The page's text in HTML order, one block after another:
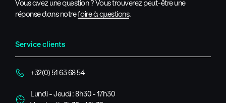
Vous avez une question ? Vous trouverez peut-être une
réponse dans notrefoire à questions.
Service clients
+32(0) 51 63 68 54
Lundi - Jeudi : 8h30 - 17h30